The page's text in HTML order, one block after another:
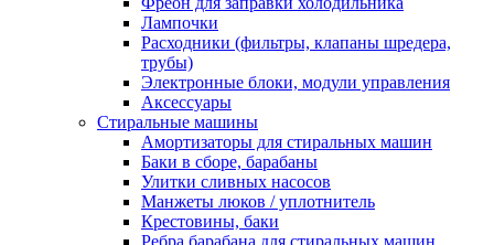
Лампочки
Расходники (фильтры, клапаны шредера,
трубы)
Электронные блоки, модули управления
Аксессуары
Стиральные машины
Амортизаторы для стиральных машин
Баки в сборе, барабаны
Улитки сливных насосов
Манжеты люков / уплотнитель
Крестовины, баки
Ребра барабана для стиральных машин